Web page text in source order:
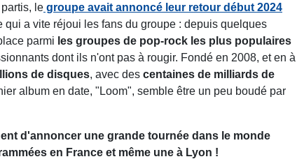
le groupe avait annoncé leur retour début 2024
a vite réjoui les fans du groupe : depuis quelques
parmi les groupes de pop-rock les plus populaires
dont ils n'ont pas à rougir. Fondé en 2008, et en à
de disques, avec des centaines de milliards de
album en date, "Loom", semble être un peu boudé par
d'annoncer une grande tournée dans le monde
en France et même une à Lyon !